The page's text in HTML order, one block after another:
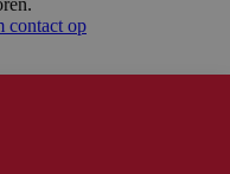
contact op